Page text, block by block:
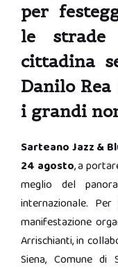
per
le
cittadina
Danilo
i grandi
Sarteano Jazz &
24 agosto, a
meglio del
internazionale.
manifestazione
Arrischianti, in
Siena, Comune di